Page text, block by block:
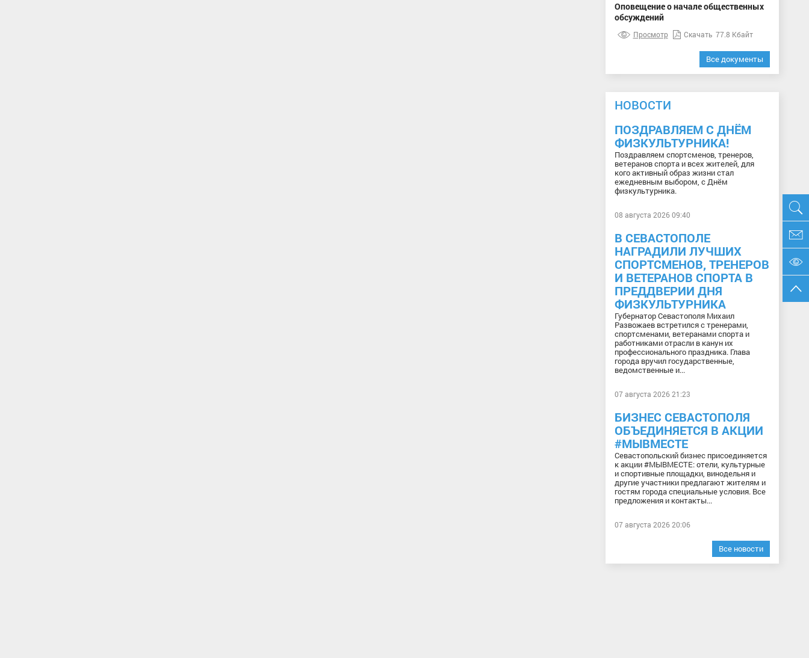
Оповещение о начале общественных
обсуждений
Просмотр Скачать 77.8 Кбайт
Все документы
НОВОСТИ
ПОЗДРАВЛЯЕМ С ДНЁМ
ФИЗКУЛЬТУРНИКА!
Поздравляем спортсменов, тренеров,
ветеранов спорта и всех жителей, для
кого активный образ жизни стал
ежедневным выбором, с Днём
физкультурника.
08 августа 2026 09:40
В СЕВАСТОПОЛЕ
НАГРАДИЛИ ЛУЧШИХ
СПОРТСМЕНОВ, ТРЕНЕРОВ
И ВЕТЕРАНОВ СПОРТА В
ПРЕДДВЕРИИ ДНЯ
ФИЗКУЛЬТУРНИКА
Губернатор Севастополя Михаил
Развожаев встретился с тренерами,
спортсменами, ветеранами спорта и
работниками отрасли в канун их
профессионального праздника. Глава
города вручил государственные,
ведомственные и...
07 августа 2026 21:23
БИЗНЕС СЕВАСТОПОЛЯ
ОБЪЕДИНЯЕТСЯ В АКЦИИ
#МЫВМЕСТЕ
Севастопольский бизнес присоединяется
к акции #МЫВМЕСТЕ: отели, культурные
и спортивные площадки, винодельня и
другие участники предлагают жителям и
гостям города специальные условия. Все
предложения и контакты...
07 августа 2026 20:06
Все новости